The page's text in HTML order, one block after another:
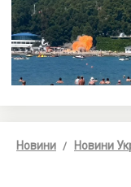
Новини Новини